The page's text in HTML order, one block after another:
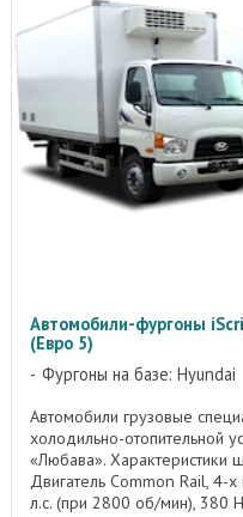
Автомобили-фургоны
(Евро 5)
Фургоны на базе: Hyundai
Автомобили грузовые
холодильно-отопительной
«Любава». Характеристики
Двигатель Common Rail, 4-
л.с. (при 2800 об/мин), 380